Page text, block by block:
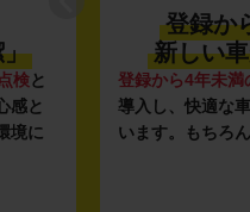
」
検と
感と
境に
登録か
新しい
登録から4年未満
導入し、快適な
います。もちろ